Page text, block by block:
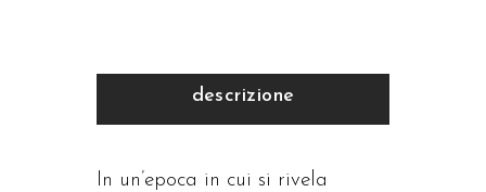
descrizione
In un’epoca in cui si rivela